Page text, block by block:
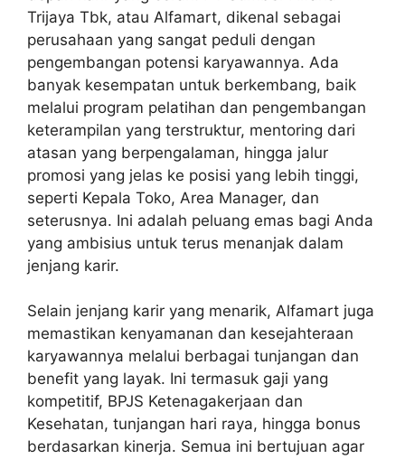
Trijaya Tbk, atau Alfamart, dikenal sebagai
perusahaan yang sangat peduli dengan
pengembangan potensi karyawannya. Ada
banyak kesempatan untuk berkembang, baik
melalui program pelatihan dan pengembangan
keterampilan yang terstruktur, mentoring dari
atasan yang berpengalaman, hingga jalur
promosi yang jelas ke posisi yang lebih tinggi,
seperti Kepala Toko, Area Manager, dan
seterusnya. Ini adalah peluang emas bagi Anda
yang ambisius untuk terus menanjak dalam
jenjang karir.
Selain jenjang karir yang menarik, Alfamart juga
memastikan kenyamanan dan kesejahteraan
karyawannya melalui berbagai tunjangan dan
benefit yang layak. Ini termasuk gaji yang
kompetitif, BPJS Ketenagakerjaan dan
Kesehatan, tunjangan hari raya, hingga bonus
berdasarkan kinerja. Semua ini bertujuan agar